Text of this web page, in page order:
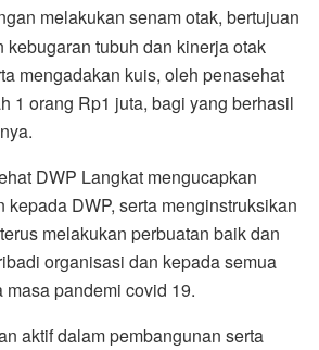
melakukan senam otak, bertujuan
kebugaran tubuh dan kinerja otak
mengadakan kuis, oleh penasehat
1 orang Rp1 juta, bagi yang berhasil
DWP Langkat mengucapkan
kepada DWP, serta menginstruksikan
melakukan perbuatan baik dan
organisasi dan kepada semua
pandemi covid 19.
aktif dalam pembangunan serta